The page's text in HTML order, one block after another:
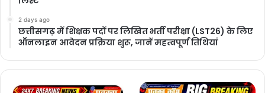
2 days ago
छत्तीसगढ़ में शिक्षक पदों पर लिखित भर्ती परीक्षा (LST26) के लिए
ऑनलाइन आवेदन प्रक्रिया शुरू, जानें महत्वपूर्ण तिथियां